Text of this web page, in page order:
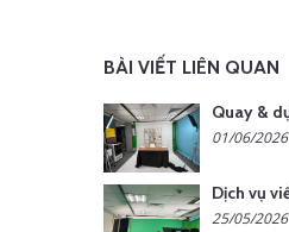
BÀI VIẾT LIÊN QUAN
01/06/2026
25/05/2026